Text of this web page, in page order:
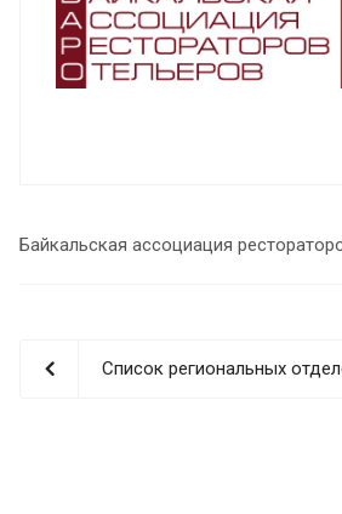
Байкальская ассоциация
Список региональных